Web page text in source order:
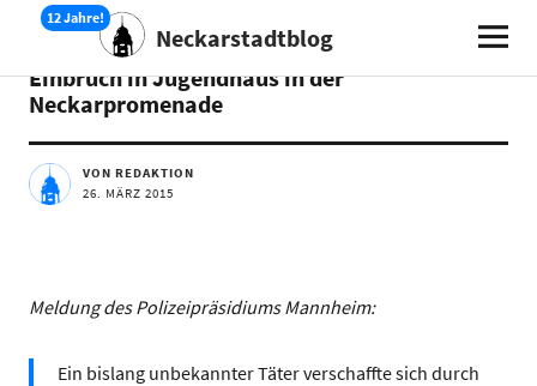
Neckarstadtblog
AKTUELLES
Einbruch in Jugendhaus in der
Neckarpromenade
VON REDAKTION
26. MÄRZ 2015
Meldung des Polizeipräsidiums Mannheim:
Ein bislang unbekannter Täter verschaffte sich durch